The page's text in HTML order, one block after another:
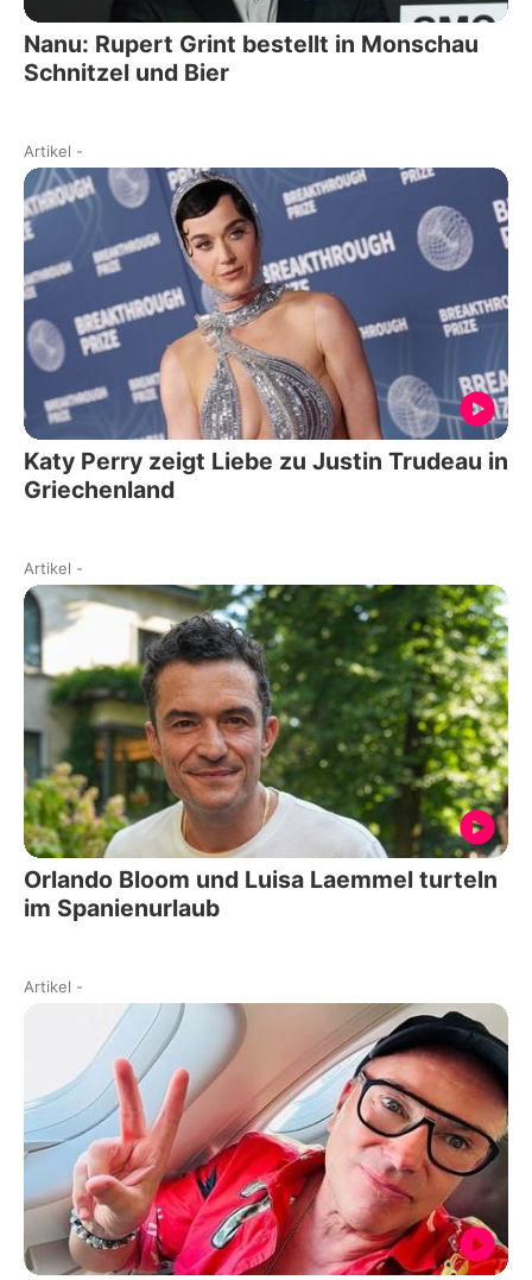
Nanu: Rupert Grint bestellt in Monschau
Schnitzel und Bier
Artikel -
Katy Perry zeigt Liebe zu Justin Trudeau in
Griechenland
Artikel -
Orlando Bloom und Luisa Laemmel turteln
im Spanienurlaub
Artikel -